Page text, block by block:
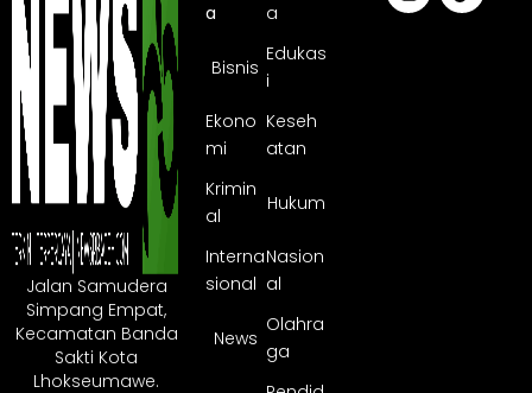
Jalan Samudera
Simpang Empat,
Kecamatan Banda
Sakti Kota
Lhokseumawe.
a
a
Bisnis
Edukas
i
Ekono
mi
Keseh
atan
Krimin
al
Hukum
Interna
sional
Nasion
al
News
Olahra
ga